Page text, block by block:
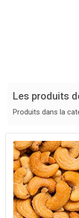
Les produits
Produits dans la